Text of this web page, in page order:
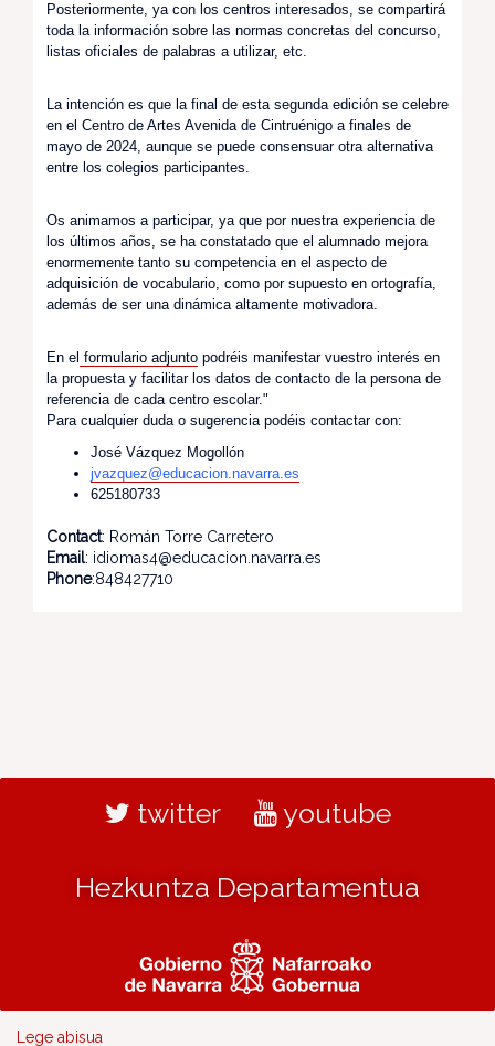
Posteriormente, ya con los centros interesados, se compartirá
toda la información sobre las normas concretas del concurso,
listas oficiales de palabras a utilizar, etc.
La intención es que la final de esta segunda edición se celebre
en el Centro de Artes Avenida de Cintruénigo a finales de
mayo de 2024, aunque se puede consensuar otra alternativa
entre los colegios participantes.
Os animamos a participar, ya que por nuestra experiencia de
los últimos años, se ha constatado que el alumnado mejora
enormemente tanto su competencia en el aspecto de
adquisición de vocabulario, como por supuesto en ortografía,
además de ser una dinámica altamente motivadora.
En el formulario adjunto podréis manifestar vuestro interés en
la propuesta y facilitar los datos de contacto de la persona de
referencia de cada centro escolar."
Para cualquier duda o sugerencia podéis contactar con:
José Vázquez Mogollón
jvazquez@educacion.navarra.es
625180733
Contact: Román Torre Carretero
Email: idiomas4@educacion.navarra.es
Phone:848427710
twitter youtube
Hezkuntza Departamentua
Lege abisua